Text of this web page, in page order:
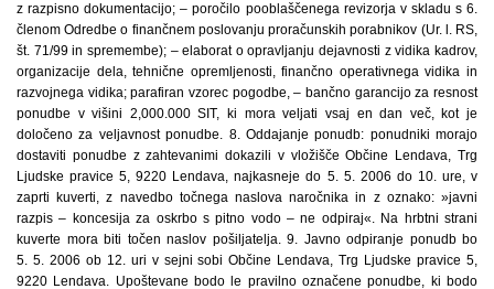
z razpisno dokumentacijo; – poročilo pooblaščenega revizorja v skladu s 6.
členom Odredbe o finančnem poslovanju proračunskih porabnikov (Ur. l. RS,
št. 71/99 in spremembe); – elaborat o opravljanju dejavnosti z vidika kadrov,
organizacije dela, tehnične opremljenosti, finančno operativnega vidika in
razvojnega vidika; parafiran vzorec pogodbe, – bančno garancijo za resnost
ponudbe v višini 2,000.000 SIT, ki mora veljati vsaj en dan več, kot je
določeno za veljavnost ponudbe. 8. Oddajanje ponudb: ponudniki morajo
dostaviti ponudbe z zahtevanimi dokazili v vložišče Občine Lendava, Trg
Ljudske pravice 5, 9220 Lendava, najkasneje do 5. 5. 2006 do 10. ure, v
zaprti kuverti, z navedbo točnega naslova naročnika in z oznako: »javni
razpis – koncesija za oskrbo s pitno vodo – ne odpiraj«. Na hrbtni strani
kuverte mora biti točen naslov pošiljatelja. 9. Javno odpiranje ponudb bo
5. 5. 2006 ob 12. uri v sejni sobi Občine Lendava, Trg Ljudske pravice 5,
9220 Lendava. Upoštevane bodo le pravilno označene ponudbe, ki bodo